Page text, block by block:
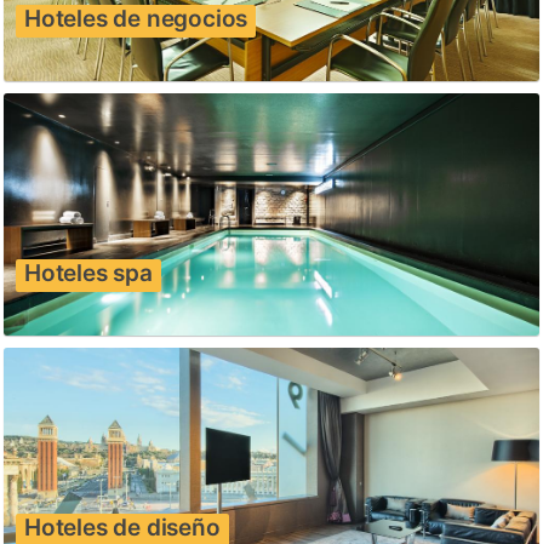
Hoteles de negocios
Hoteles spa
Hoteles de diseño